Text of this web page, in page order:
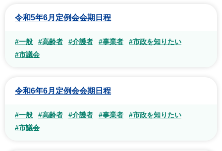
令和5年6月定例会会期日程
#一般 #高齢者 #介護者 #事業者
#市政を知りたい
#市議会
令和6年6月定例会会期日程
#一般 #高齢者 #介護者 #事業者
#市政を知りたい
#市議会